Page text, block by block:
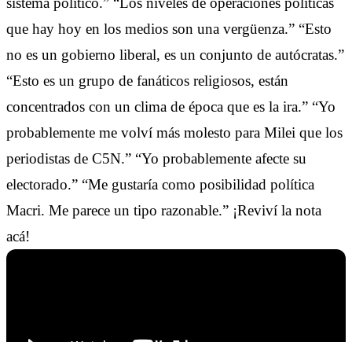
que hay hoy en los medios son una vergüenza.” “Esto
no es un gobierno liberal, es un conjunto de autócratas.”
“Esto es un grupo de fanáticos religiosos, están
concentrados con un clima de época que es la ira.” “Yo
probablemente me volví más molesto para Milei que los
periodistas de C5N.” “Yo probablemente afecte su
electorado.” “Me gustaría como posibilidad política
Macri. Me parece un tipo razonable.” ¡Reviví la nota
acá!